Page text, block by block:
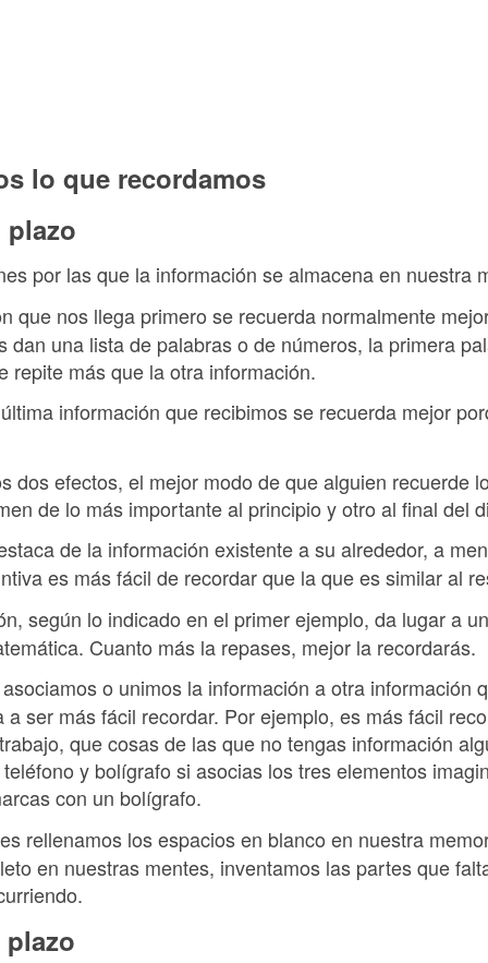
lo que recordamos
plazo
por las que la información se almacena en nuestra
que nos llega primero se recuerda normalmente
dan una lista de palabras o de números, la primera
repite más que la otra información.
información que recibimos se recuerda mejor
dos efectos, el mejor modo de que alguien recuerde
de lo más importante al principio y otro al final del
de la información existente a su alrededor, a
es más fácil de recordar que la que es similar al
según lo indicado en el primer ejemplo, da lugar a
Cuanto más la repases, mejor la recordarás.
o unimos la información a otra información
ser más fácil recordar. Por ejemplo, es más fácil
que cosas de las que no tengas información
y bolígrafo si asocias los tres elementos
con un bolígrafo.
rellenamos los espacios en blanco en nuestra
en nuestras mentes, inventamos las partes que
plazo